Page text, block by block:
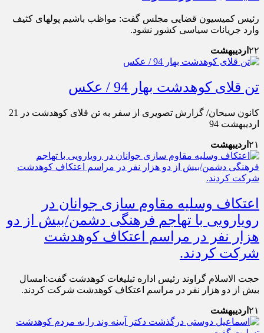
رئیس کمیسیون قضایی مجلس گفت: مواظب باشیم پول‎های کثیف
وارد جریانات سیاسی کشور نشود.
۲۲ اردیبهشت
تن قلای کوهدشت بهار 94 / عکس
کانون سبحان/ گزارش تصویری از سفر به تن قلای کوهدشت در 21
اردیبهشت 94
۲۱ اردیبهشت
اعتکاف وسلیه مقاوم سازی جوانان در
رویارویی با تهاجم فرهنگی دشمن/بیش از دو
هزار نفر در مراسم اعتکاف کوهدشت
شرکت کردند.
حجت الاسلام گراوند رئیس اداره تبلیغات کوهدشت گفت:امسال
بیش از دو هزار نفر در مراسم اعتکاف کوهدشت شرکت کردند.
۲۱ اردیبهشت